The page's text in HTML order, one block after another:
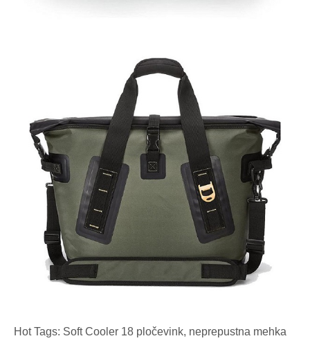
Hot Tags: Soft Cooler 18 pločevink, neprepustna mehka